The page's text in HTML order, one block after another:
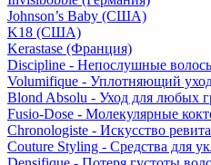
Johnson’s Baby (США)
K18 (США)
Kerastase (Франция)
Discipline - Непослушные
Volumifique - Уплотняющий
Blond Absolu - Уход для любых
Fusio-Dose - Молекулярные
Chronologiste - Искусство
Couture Styling - Средства для